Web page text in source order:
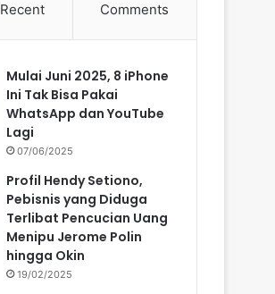
Recent Comments
Mulai Juni 2025, 8 iPhone
Ini Tak Bisa Pakai
WhatsApp dan YouTube
Lagi
07/06/2025
Profil Hendy Setiono,
Pebisnis yang Diduga
Terlibat Pencucian Uang
Menipu Jerome Polin
hingga Okin
19/02/2025